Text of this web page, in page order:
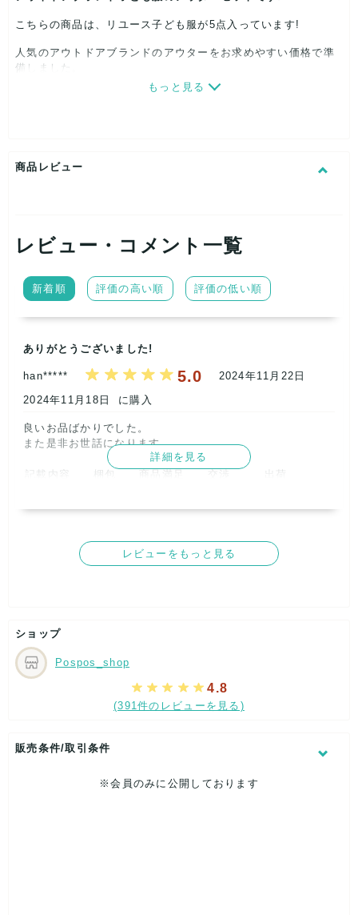
こちらの商品は、リユース子ども服が5点入っています!
人気のアウトドアブランドのアウターをお求めやすい価格で準
備しました。
※掲載写真はイメージです。
人気のアウトドアブランドのアウターが入ったお得なセット!
サイズ:MIX
ブランド:
・Columbia
などが中心のアソートセット。
※サイズ、性別は偏りがある場合がございます。
【商品状態】
中古品のためシミや汚れがあるものが入っています。
タグに記名がある商品も入ります。
もっと見る
商品レビュー
レビュー・コメント一覧
新着順 評価の高い順 評価の低い順
ありがとうございました!
han***** 5.0
2024年11月22日
2024年11月18日
に購入
良いお品ばかりでした。
また是非お世話になります。
記載内容
梱包
商品満足
交渉
出荷
詳細を見る
レビューをもっと見る
ショップ
Pospos_shop
4.8
(391件のレビューを見る)
販売条件/取引条件
※会員のみに公開しております